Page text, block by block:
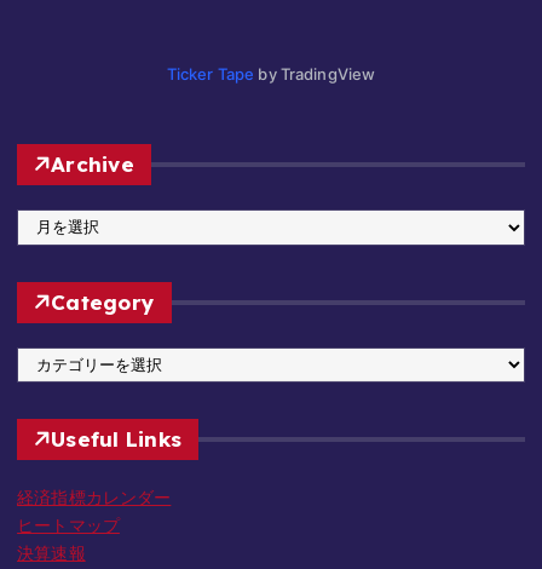
Ticker Tape by TradingView
Archive
r
c
e
Category
a
t
o
r
y
Useful Links
経済指標カレンダー
ヒートマップ
決算速報